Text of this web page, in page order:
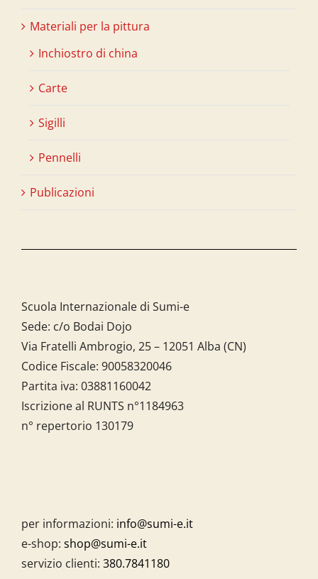
Materiali per la pittura
Inchiostro di china
Carte
Sigilli
Pennelli
Publicazioni
Scuola Internazionale di Sumi-e
Sede: c/o Bodai Dojo
Via Fratelli Ambrogio, 25 – 12051 Alba (CN)
Codice Fiscale: 90058320046
Partita iva: 03881160042
Iscrizione al RUNTS n°1184963
n° repertorio 130179
per informazioni: info@sumi-e.it
e-shop: shop@sumi-e.it
servizio clienti: 380.7841180